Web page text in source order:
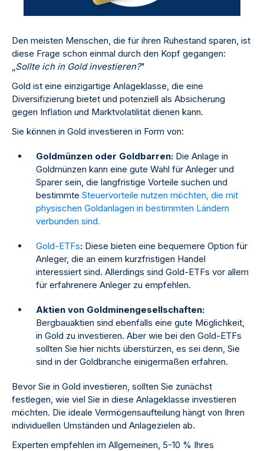
Den meisten Menschen, die für ihren Ruhestand sparen, ist
diese Frage schon einmal durch den Kopf gegangen:
„Sollte ich in Gold investieren?"
Gold ist eine einzigartige Anlageklasse, die eine
Diversifizierung bietet und potenziell als Absicherung
gegen Inflation und Marktvolatilität dienen kann.
Sie können in Gold investieren in Form von:
Goldmünzen oder Goldbarren: Die Anlage in
Goldmünzen kann eine gute Wahl für Anleger und
Sparer sein, die langfristige Vorteile suchen und
bestimmte Steuervorteile nutzen möchten, die mit
physischen Goldanlagen in bestimmten Ländern
verbunden sind.
Gold-ETFs: Diese bieten eine bequemere Option für
Anleger, die an einem kurzfristigen Handel
interessiert sind. Allerdings sind Gold-ETFs vor allem
für erfahrenere Anleger zu empfehlen.
Aktien von Goldminengesellschaften:
Bergbauaktien sind ebenfalls eine gute Möglichkeit,
in Gold zu investieren. Aber wie bei den Gold-ETFs
sollten Sie hier nichts überstürzen, es sei denn, Sie
sind in der Goldbranche einigermaßen erfahren.
Bevor Sie in Gold investieren, sollten Sie zunächst
festlegen, wie viel Sie in diese Anlageklasse investieren
möchten. Die ideale Vermögensaufteilung hängt von Ihren
individuellen Umständen und Anlagezielen ab.
Experten empfehlen im Allgemeinen, 5-10 % Ihres